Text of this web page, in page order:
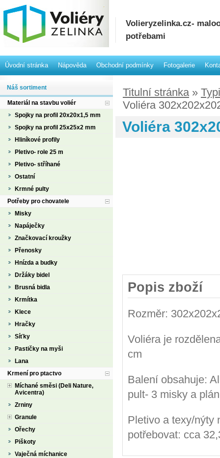
Volieryzelinka.cz-
potřebami
Úvodní stránka Nápověda Obchodní podmínky Fotogalerie
Titulní stránka»
Voliéra
Voliéra
Popis zboží
Rozměr:
Voliéra je
cm
Balení obsahuje:
pult- 3 misky a
Pletivo a texy/nýty
potřebovat: cca
Náš sortiment
Materiál na stavbu voliér
Spojky na profil 20x20x1,5 mm
Spojky na profil 25x25x2 mm
Hliníkové profily
Pletivo- role 25 m
Pletivo- stříhané
Ostatní
Krmné pulty
Potřeby pro chovatele
Misky
Napáječky
Značkovací kroužky
Přenosky
Hnízda a budky
Držáky bidel
Brusná bidla
Krmítka
Klece
Hračky
Síťky
Pastičky na myši
Lana
Krmení pro ptactvo
Míchané směsi (Deli Nature,
Avicentra)
Zrniny
Granule
Ořechy
Piškoty
Vaječná míchanice